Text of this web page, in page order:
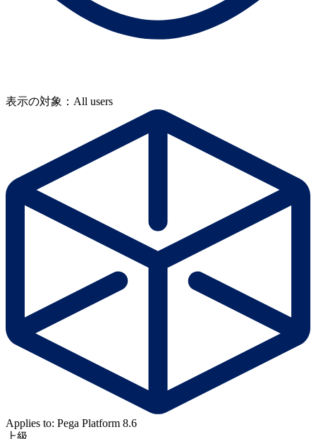
表示の対象：All users
Applies to: Pega Platform 8.6
上級